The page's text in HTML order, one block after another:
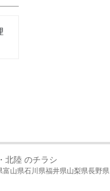
北陸 のチラシ
富山県石川県福井県山梨県長野県